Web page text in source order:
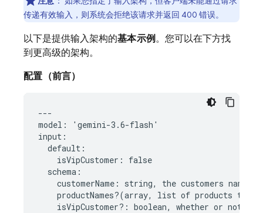
传递有效输入，则系统会拒绝该请求并返回 400 错误。
以下是提供输入架构的基本示例。您可以在下方找
到更高级的架构。
配置（前言）
---
model: 'gemini-3.6-flash'
input:
  default:
    isVipCustomer: false
  schema:
customerName: string, the customers name
productNames?(array, list of products to
isVipCustomer?: boolean, whether or not